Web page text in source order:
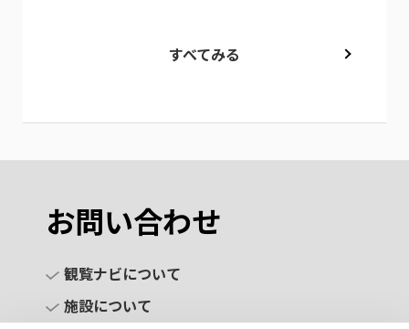
すべてみる
お問い合わせ
観覧ナビについて
施設について